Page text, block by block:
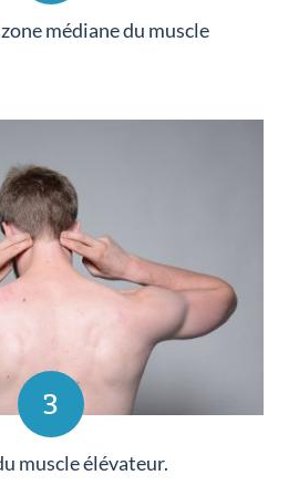
médiane du muscle
3
muscle élévateur.